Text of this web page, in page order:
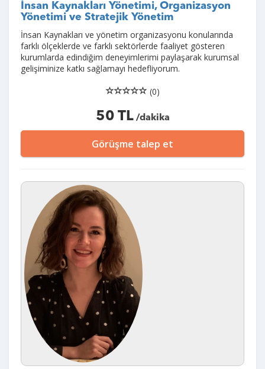
İnsan Kaynakları Yönetimi, Organizasyon
Yönetimi ve Stratejik Yönetim
İnsan Kaynakları ve yönetim organizasyonu konularında
farklı ölçeklerde ve farklı sektörlerde faaliyet gösteren
kurumlarda edindiğim deneyimlerimi paylaşarak kurumsal
gelişiminize katkı sağlamayı hedefliyorum.
(0)
50 TL/dakika
Görüşme talep et